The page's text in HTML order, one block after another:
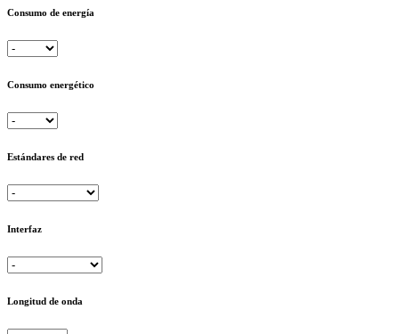
Consumo de energía
Consumo energético
Estándares de red
Interfaz
Longitud de onda